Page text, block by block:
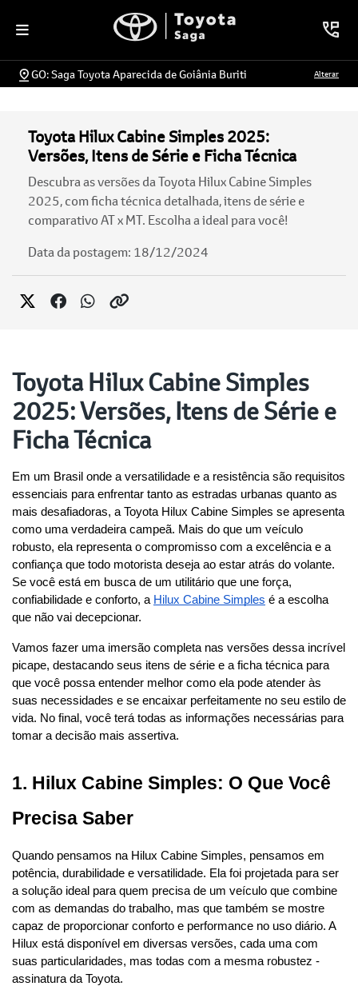
GO: Saga Toyota Aparecida de Goiânia Buriti Alterar
Toyota Hilux Cabine Simples 2025:
Versões, Itens de Série e Ficha Técnica
Descubra as versões da Toyota Hilux Cabine Simples
2025, com ficha técnica detalhada, itens de série e
comparativo AT x MT. Escolha a ideal para você!
Data da postagem: 18/12/2024
Toyota Hilux Cabine Simples
2025: Versões, Itens de Série e
Ficha Técnica
Em um Brasil onde a versatilidade e a resistência são requisitos
essenciais para enfrentar tanto as estradas urbanas quanto as
mais desafiadoras, a Toyota Hilux Cabine Simples se apresenta
como uma verdadeira campeã. Mais do que um veículo
robusto, ela representa o compromisso com a excelência e a
confiança que todo motorista deseja ao estar atrás do volante.
Se você está em busca de um utilitário que une força,
confiabilidade e conforto, a Hilux Cabine Simples é a escolha
que não vai decepcionar.
Vamos fazer uma imersão completa nas versões dessa incrível
picape, destacando seus itens de série e a ficha técnica para
que você possa entender melhor como ela pode atender às
suas necessidades e se encaixar perfeitamente no seu estilo de
vida. No final, você terá todas as informações necessárias para
tomar a decisão mais assertiva.
1. Hilux Cabine Simples: O Que Você
Precisa Saber
Quando pensamos na Hilux Cabine Simples, pensamos em
potência, durabilidade e versatilidade. Ela foi projetada para ser
a solução ideal para quem precisa de um veículo que combine
com as demandas do trabalho, mas que também se mostre
capaz de proporcionar conforto e performance no uso diário. A
Hilux está disponível em diversas versões, cada uma com
suas particularidades, mas todas com a mesma robustez -
assinatura da Toyota.